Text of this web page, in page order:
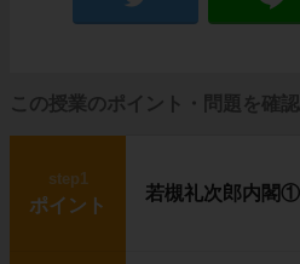
この授業のポイント・問題を確
step1
ポイント
若槻礼次郎内閣